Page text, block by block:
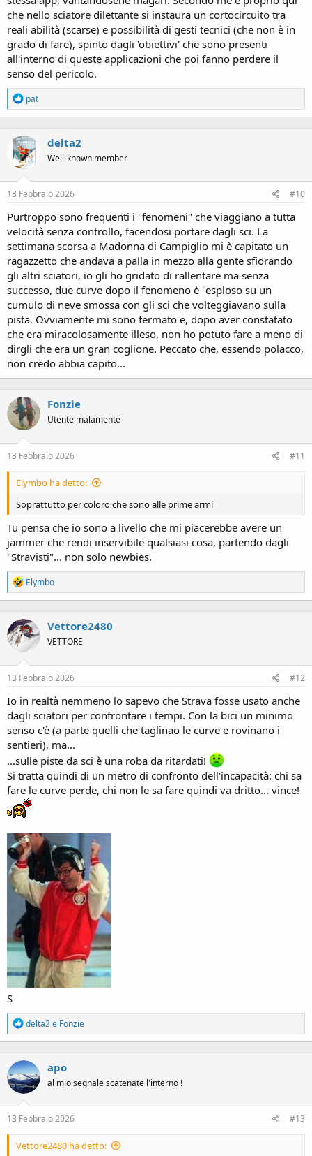
che nello sciatore dilettante si instaura un cortocircuito tra
reali abilità (scarse) e possibilità di gesti tecnici (che non è in
grado di fare), spinto dagli 'obiettivi' che sono presenti
all'interno di queste applicazioni che poi fanno perdere il
senso del pericolo.
R
e
a
t
i
o
n
:
pat
delta2
Well-known member
13 Febbraio 2026 #10
Purtroppo sono frequenti i "fenomeni" che viaggiano a tutta
velocità senza controllo, facendosi portare dagli sci. La
settimana scorsa a Madonna di Campiglio mi è capitato un
ragazzetto che andava a palla in mezzo alla gente sfiorando
gli altri sciatori, io gli ho gridato di rallentare ma senza
successo, due curve dopo il fenomeno è "esploso su un
cumulo di neve smossa con gli sci che volteggiavano sulla
pista. Ovviamente mi sono fermato e, dopo aver constatato
che era miracolosamente illeso, non ho potuto fare a meno di
dirgli che era un gran coglione. Peccato che, essendo polacco,
non credo abbia capito...
Fonzie
Utente malamente
13 Febbraio 2026 #11
Elymbo ha detto:
Soprattutto per coloro che sono alle prime armi
Tu pensa che io sono a livello che mi piacerebbe avere un
jammer che rendi inservibile qualsiasi cosa, partendo dagli
"Stravisti"... non solo newbies.
R
e
a
t
i
o
n
:
Elymbo
Vettore2480
VETTORE
13 Febbraio 2026 #12
Io in realtà nemmeno lo sapevo che Strava fosse usato anche
dagli sciatori per confrontare i tempi. Con la bici un minimo
senso c'è (a parte quelli che taglinao le curve e rovinano i
sentieri), ma...
...sulle piste da sci è una roba da ritardati!
Si tratta quindi di un metro di confronto dell'incapacità: chi sa
fare le curve perde, chi non le sa fare quindi va dritto... vince!
S
R
e
a
t
i
o
n
:
delta2e Fonzie
apo
al mio segnale scatenate l'interno !
13 Febbraio 2026 #13
Vettore2480 ha detto: